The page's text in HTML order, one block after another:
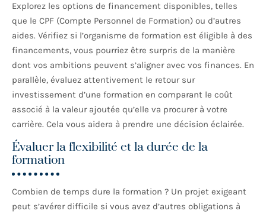
Explorez les options de financement disponibles, telles
que le CPF (Compte Personnel de Formation) ou d’autres
aides. Vérifiez si l’organisme de formation est éligible à des
financements, vous pourriez être surpris de la manière
dont vos ambitions peuvent s’aligner avec vos finances. En
parallèle, évaluez attentivement le retour sur
investissement d’une formation en comparant le coût
associé à la valeur ajoutée qu’elle va procurer à votre
carrière. Cela vous aidera à prendre une décision éclairée.
Évaluer la flexibilité et la durée de la
formation
Combien de temps dure la formation ? Un projet exigeant
peut s’avérer difficile si vous avez d’autres obligations à